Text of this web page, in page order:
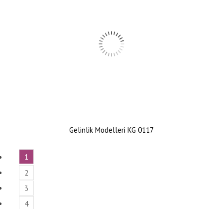
Gelinlik Modelleri KG 0117
1
2
3
4